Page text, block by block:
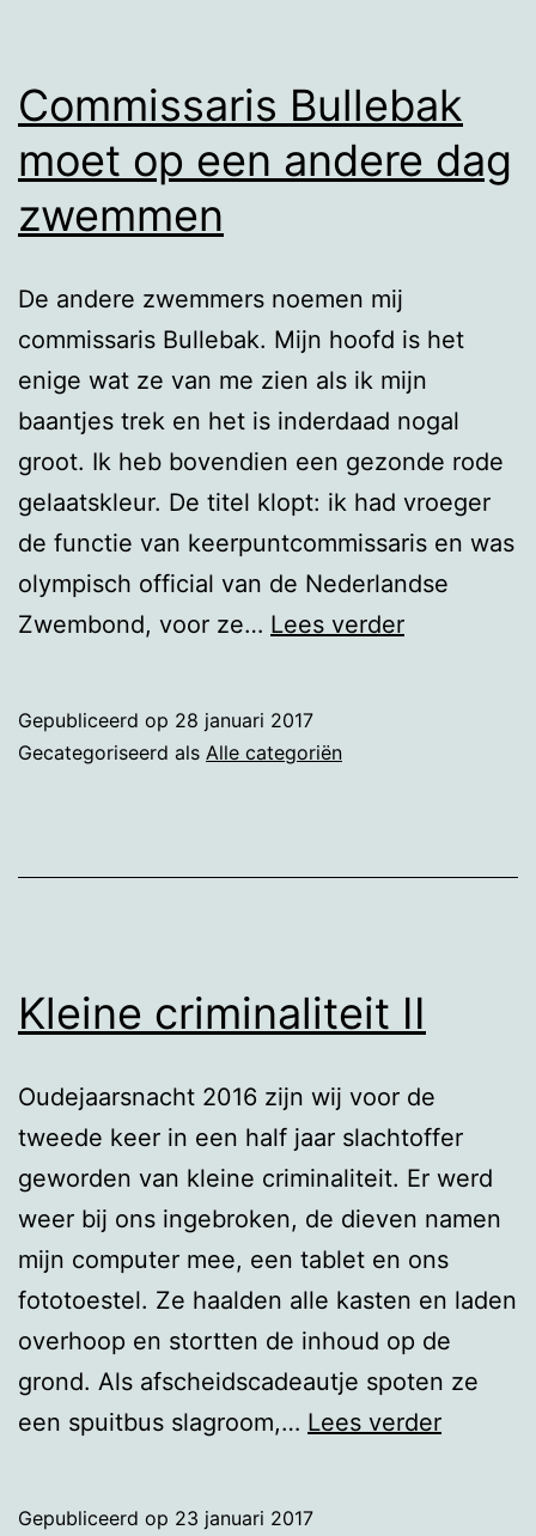
Commissaris Bullebak
moet op een andere dag
zwemmen
De andere zwemmers noemen mij
commissaris Bullebak. Mijn hoofd is het
enige wat ze van me zien als ik mijn
baantjes trek en het is inderdaad nogal
groot. Ik heb bovendien een gezonde rode
gelaatskleur. De titel klopt: ik had vroeger
de functie van keerpuntcommissaris en was
olympisch official van de Nederlandse
Zwembond, voor ze… Lees verder
Gepubliceerd op 28 januari 2017
Gecategoriseerd als Alle categoriën
Kleine criminaliteit II
Oudejaarsnacht 2016 zijn wij voor de
tweede keer in een half jaar slachtoffer
geworden van kleine criminaliteit. Er werd
weer bij ons ingebroken, de dieven namen
mijn computer mee, een tablet en ons
fototoestel. Ze haalden alle kasten en laden
overhoop en stortten de inhoud op de
grond. Als afscheidscadeautje spoten ze
een spuitbus slagroom,… Lees verderKleine
Gepubliceerd op 23 januari 2017